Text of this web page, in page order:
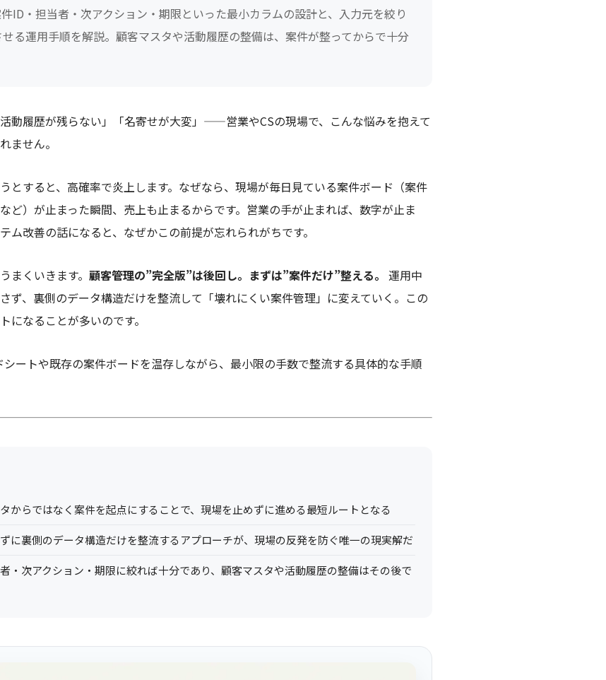
ID・担当者・次アクション・期限といった最小カラムの設計と、入力元を絞り
る運用手順を解説。顧客マスタや活動履歴の整備は、案件が整ってからで十分
動履歴が残らない」「名寄せが大変」——営業やCSの現場で、こんな悩みを抱えて
ません。
とすると、高確率で炎上します。なぜなら、現場が毎日見ている案件ボード（案件
ど）が止まった瞬間、売上も止まるからです。営業の手が止まれば、数字が止ま
ム改善の話になると、なぜかこの前提が忘れられがちです。
まくいきます。 顧客管理の”完全版”は後回し。まずは”案件だけ”整える。 運用中
ず、裏側のデータ構造だけを整流して「壊れにくい案件管理」に変えていく。この
になることが多いのです。
ートや既存の案件ボードを温存しながら、最小限の手数で整流する具体的な手順
からではなく案件を起点にすることで、現場を止めずに進める最短ルートとなる
に裏側のデータ構造だけを整流するアプローチが、現場の反発を防ぐ唯一の現実解だ
・次アクション・期限に絞れば十分であり、顧客マスタや活動履歴の整備はその後で